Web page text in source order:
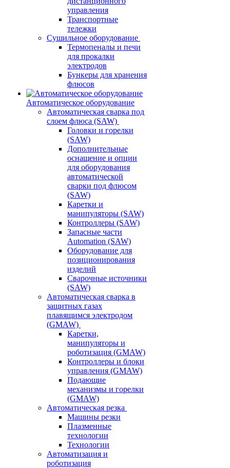
управления
Транспортные
тележки
Сушильное оборудование
Термопеналы и печи
для прокалки
электродов
Бункеры для хранения
флюсов
Автоматическое оборудование
Автоматическая сварка под
слоем флюса (SAW)
Головки и горелки
(SAW)
Дополнительные
оснащение и опции
для оборудования
автоматической
сварки под флюсом
(SAW)
Каретки и
манипуляторы (SAW)
Контроллеры (SAW)
Запасные части
Automation (SAW)
Оборудование для
позиционирования
изделий
Сварочные источники
(SAW)
Автоматическая сварка в
защитных газах
плавящимся электродом
(GMAW)
Каретки,
манипуляторы и
роботизация (GMAW)
Контроллеры и блоки
управления (GMAW)
Подающие
механизмы и горелки
(GMAW)
Автоматическая резка
Машины резки
Плазменные
технологии
Технологии
Автоматизация и
роботизация